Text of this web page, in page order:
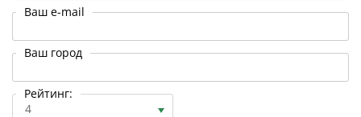
Ваш e-mail
Ваш город
Рейтинг:
4